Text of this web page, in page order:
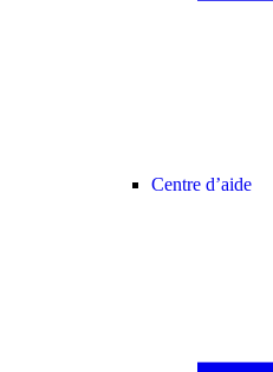
Centre d’aide